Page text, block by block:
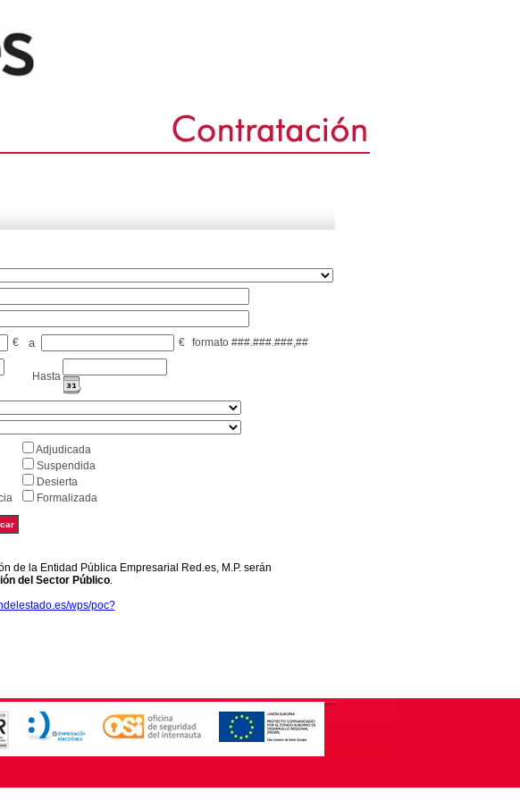
€ a € formato ###.###.###,##
Hasta
Adjudicada
Suspendida
Desierta
Formalizada
de la Entidad Pública Empresarial Red.es, M.P. serán
del Sector Público.
wps/poc?